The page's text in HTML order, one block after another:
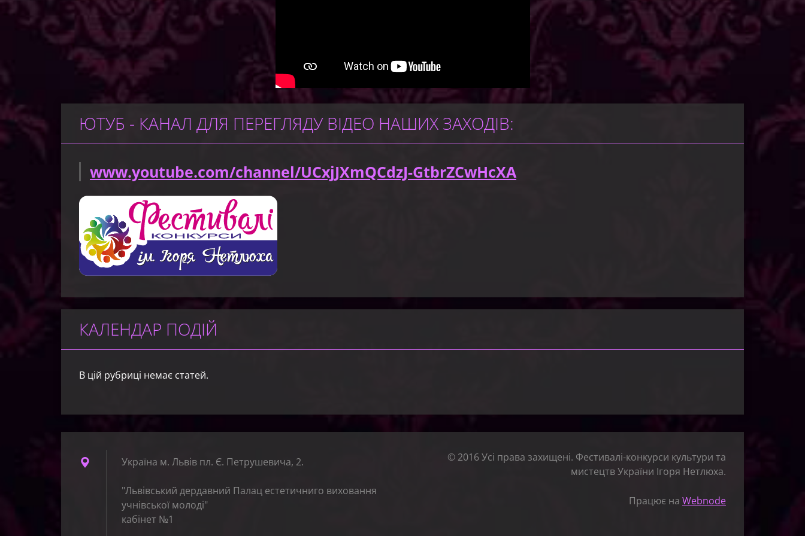
ЮТУБ - КАНАЛ ДЛЯ ПЕРЕГЛЯДУ ВІДЕО НАШИХ ЗАХОДІВ:
www.youtube.com/channel/UCxjJXmQCdzJ-GtbrZCwHcXA
КАЛЕНДАР ПОДІЙ
В цій рубриці немає статей.
Україна м. Львів пл. Є. Петрушевича, 2.
"Львівський дердавний Палац естетичниго виховання
учнівської молоді"
кабінет №1
© 2016 Усі права захищені. Фестивалі-конкурси культури та
мистецтв України Ігоря Нетлюха.
Працює на Webnode